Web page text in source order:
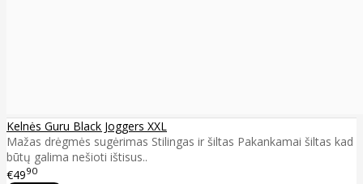
Kelnės Guru Black Joggers XXL
Mažas drėgmės sugėrimas Stilingas ir šiltas Pakankamai šiltas kad
būtų galima nešioti ištisus..
€4990